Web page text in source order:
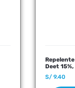
Deet
S/9.40